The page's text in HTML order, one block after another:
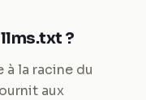
?
la racine du
aux